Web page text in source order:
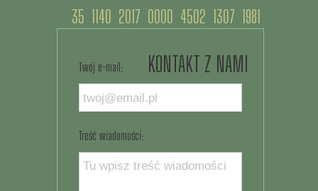
KONTAKT Z NAMI
Twój e-mail:
Treść wiadomości:
35 1140 2017 0000 4502 1307 1981